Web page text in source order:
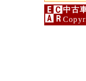
中古